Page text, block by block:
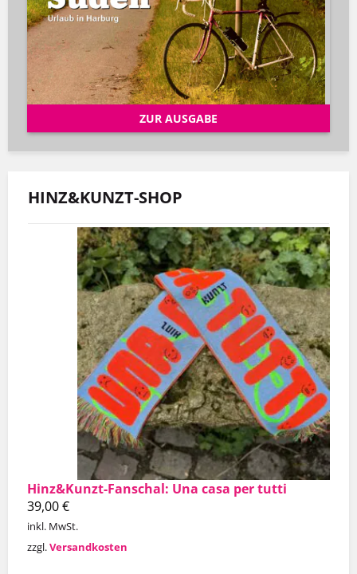
ZUR AUSGABE
HINZ&KUNZT-SHOP
Hinz&Kunzt-Fanschal: Una casa per tutti
39,00€
inkl. MwSt.
zzgl.Versandkosten